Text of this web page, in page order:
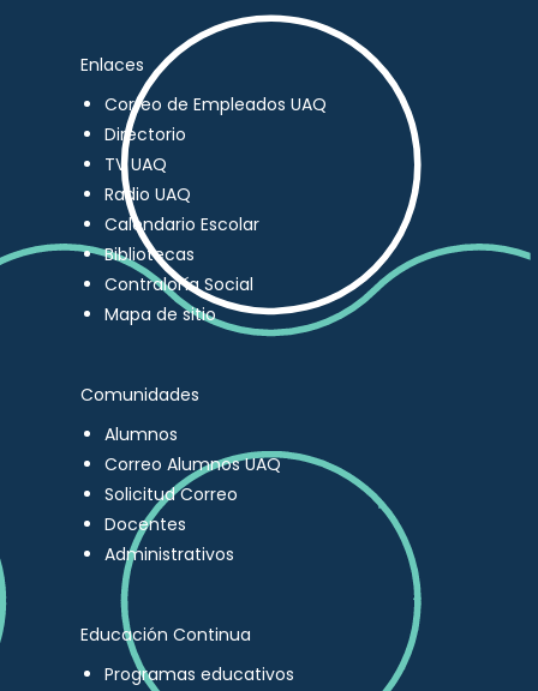
Enlaces
Correo de Empleados UAQ
Directorio
TV UAQ
Radio UAQ
Calendario Escolar
Bibliotecas
Contraloría Social
Mapa de sitio
Comunidades
Alumnos
Correo Alumnos UAQ
Solicitud Correo
Docentes
Administrativos
Educación Continua
Programas educativos